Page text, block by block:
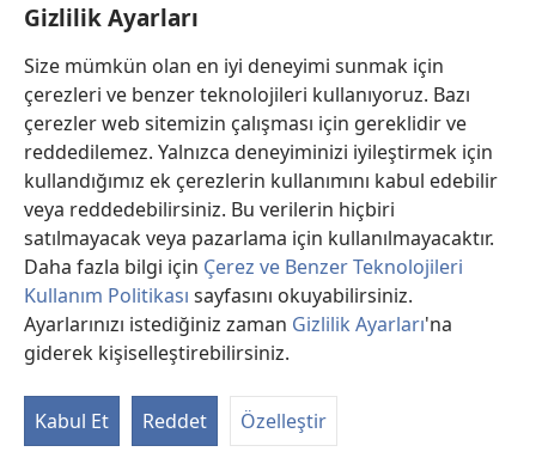
Gizlilik Ayarları
Size mümkün olan en iyi deneyimi sunmak için
çerezleri ve benzer teknolojileri kullanıyoruz. Bazı
çerezler web sitemizin çalışması için gereklidir ve
reddedilemez. Yalnızca deneyiminizi iyileştirmek için
kullandığımız ek çerezlerin kullanımını kabul edebilir
veya reddedebilirsiniz. Bu verilerin hiçbiri
satılmayacak veya pazarlama için kullanılmayacaktır.
Daha fazla bilgi için Çerez ve Benzer Teknolojileri
Kullanım Politikası sayfasını okuyabilirsiniz.
Ayarlarınızı istediğiniz zaman Gizlilik Ayarları'na
giderek kişiselleştirebilirsiniz.
Kabul Et Reddet Özelleştir
Sara Hastalığı Hakkında Bilmeniz Gerekenler
Bu hastalık hakkındaki bazı gerçekleri inceleyelim.